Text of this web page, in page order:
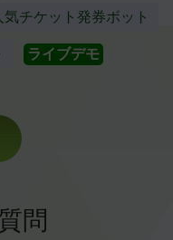
チケット発券ボット
ライブデモ
問